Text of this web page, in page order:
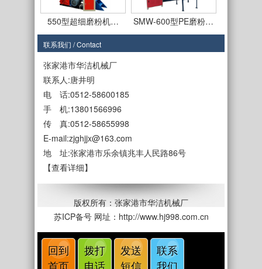
550型超细磨粉机… SMW-600型PE磨粉…
SMF-650型磨盘式…
SMF-450型 SMF550型立式磨盘…
联系我们 / Contact
张家港市华洁机械厂
联系人:唐井明
电 话:0512-58600185
手 机:13801566996
传 真:0512-58655998
E-mail:zjghjjx@163.com
地 址:张家港市乐余镇兆丰人民路86号
【查看详细】
版权所有：张家港市华洁机械厂
苏ICP备号网址：http://www.hj998.com.cn
回到
首页
拨打
电话
发送
短信
联系
我们